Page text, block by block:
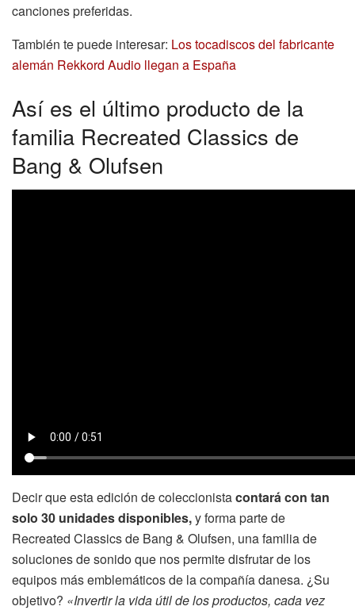
canciones preferidas.
También te puede interesar: Los tocadiscos del fabricante
alemán Rekkord Audio llegan a España
Así es el último producto de la
familia Recreated Classics de
Bang & Olufsen
Decir que esta edición de coleccionistacontará con tan
solo 30 unidades disponibles,y forma parte de
Recreated Classics de Bang & Olufsen, una familia de
soluciones de sonido que nos permite disfrutar de los
equipos más emblemáticos de la compañía danesa. ¿Su
objetivo? «Invertir la vida útil de los productos, cada vez